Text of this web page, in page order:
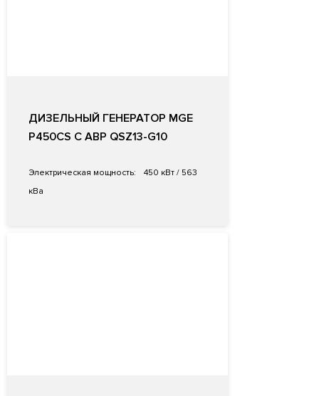
ДИЗЕЛЬНЫЙ ГЕНЕРАТОР MGE
P450CS С АВР QSZ13-G10
Электрическая мощность:
450 кВт / 563
кВа